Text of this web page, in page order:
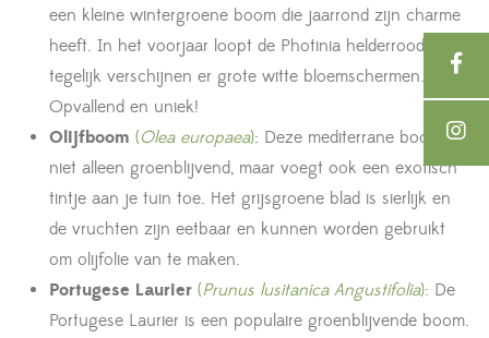
een kleine wintergroene boom die jaarrond zijn charme
heeft. In het voorjaar loopt de Photinia helderrood uit,
tegelijk verschijnen er grote witte bloemschermen.
Opvallend en uniek!
Olijfboom (Olea europaea): Deze mediterrane boom is
niet alleen groenblijvend, maar voegt ook een exotisch
tintje aan je tuin toe. Het grijsgroene blad is sierlijk en
de vruchten zijn eetbaar en kunnen worden gebruikt
om olijfolie van te maken.
Portugese Laurier (Prunus lusitanica Angustifolia): De
Portugese Laurier is een populaire groenblijvende boom.